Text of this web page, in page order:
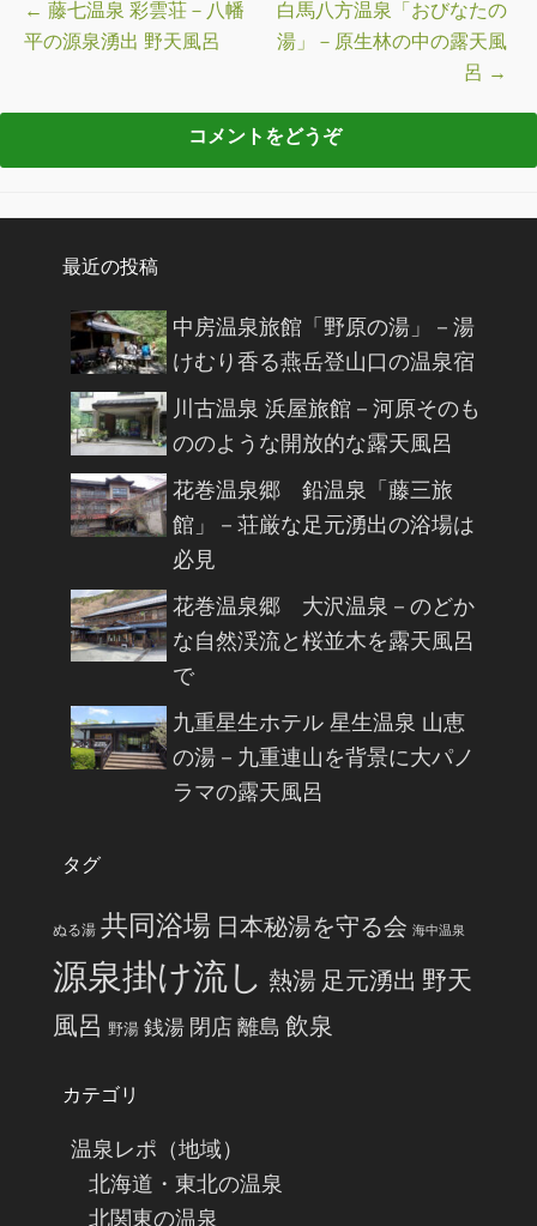
投稿ナビゲーション
← 藤七温泉 彩雲荘－八幡
平の源泉湧出 野天風呂
白馬八方温泉「おびなたの
湯」－原生林の中の露天風
呂 →
最近の投稿
中房温泉旅館「野原の湯」－湯
けむり香る燕岳登山口の温泉宿
川古温泉 浜屋旅館－河原そのも
ののような開放的な露天風呂
花巻温泉郷 鉛温泉「藤三旅
館」－荘厳な足元湧出の浴場は
必見
花巻温泉郷 大沢温泉－のどか
な自然渓流と桜並木を露天風呂
で
九重星生ホテル 星生温泉 山恵
の湯－九重連山を背景に大パノ
ラマの露天風呂
タグ
ぬる湯 共同浴場 日本秘湯を守る会 海中温泉
源泉掛け流し 熱湯 足元湧出 野天
風呂 野湯 銭湯 閉店 離島 飲泉
カテゴリ
温泉レポ（地域）
北海道・東北の温泉
北関東の温泉